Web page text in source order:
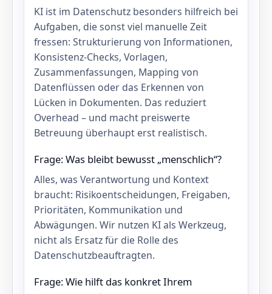
KI ist im Datenschutz besonders hilfreich bei
Aufgaben, die sonst viel manuelle Zeit
fressen: Strukturierung von Informationen,
Konsistenz‑Checks, Vorlagen,
Zusammenfassungen, Mapping von
Datenflüssen oder das Erkennen von
Lücken in Dokumenten. Das reduziert
Overhead – und macht preiswerte
Betreuung überhaupt erst realistisch.
Frage: Was bleibt bewusst „menschlich“?
Alles, was Verantwortung und Kontext
braucht: Risikoentscheidungen, Freigaben,
Prioritäten, Kommunikation und
Abwägungen. Wir nutzen KI als Werkzeug,
nicht als Ersatz für die Rolle des
Datenschutzbeauftragten.
Frage: Wie hilft das konkret Ihrem